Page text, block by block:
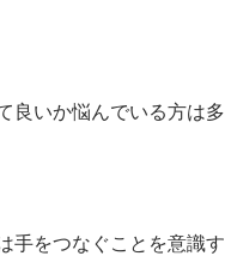
良いか悩んでいる方は
手をつなぐことを意識